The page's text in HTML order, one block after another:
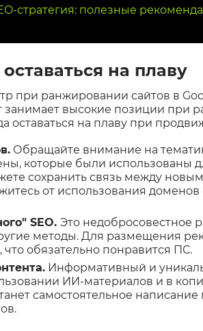
стратегия: полезные
на плаву
при ранжировании сайтов в
занимает высокие позиции при
оставаться на плаву при
Обращайте внимание на
которые были использованы
сохранить связь между
от использования доменов
SEO. Это недобросовестное
методы. Для размещения
что обязательно понравится ПС.
Информативный и
ИИ-материалов и в
самостоятельное написание